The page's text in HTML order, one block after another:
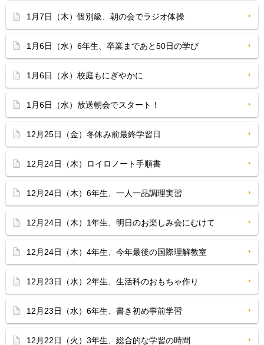
1月7日（木）個別級、朝の会でラジオ体操
1月6日（水）6年生、卒業まであと50日の学び
1月6日（水）校庭もにぎやかに
1月6日（水）放送朝会でスタート！
12月25日（金）冬休み前最終学習日
12月24日（木）ロイロノート手順書
12月24日（木）6年生、一人一品調理実習
12月24日（木）1年生、明日のお楽しみ会にむけて
12月24日（木）4年生、今年最後の国際理解教室
12月23日（水）2年生、生活科のおもちゃ作り
12月23日（水）6年生、書き初め事前学習
12月22日（火）3年生、総合的な学習の時間